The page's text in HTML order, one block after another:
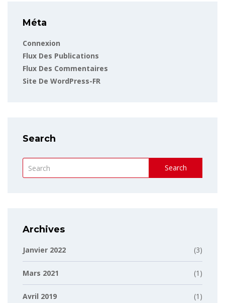
Méta
Connexion
Flux Des Publications
Flux Des Commentaires
Site De WordPress-FR
Search
Search
Archives
Janvier 2022 (3)
Mars 2021 (1)
Avril 2019 (1)